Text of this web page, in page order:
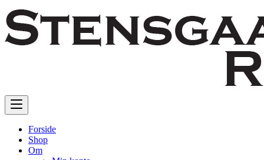
Skip
to
content
Forside
Shop
Om